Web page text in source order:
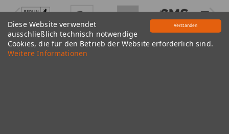
Verstanden
Diese Website verwendet
ausschließlich technisch notwendige
Cookies, die für den Betrieb der Website erforderlich sind.
Weitere Informationen